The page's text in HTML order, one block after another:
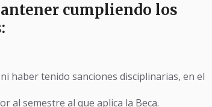
cumpliendo los
haber tenido sanciones disciplinarias, en el
al semestre al que aplica la Beca.